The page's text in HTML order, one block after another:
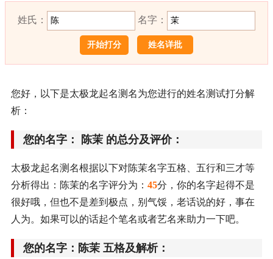
姓氏： 名字：
姓名详批
您好，以下是太极龙起名测名为您进行的姓名测试打分解
析：
您的名字： 陈茉 的总分及评价：
太极龙起名测名根据以下对陈茉名字五格、五行和三才等
分析得出：陈茉的名字评分为： 45分，你的名字起得不是
很好哦，但也不是差到极点，别气馁，老话说的好，事在
人为。如果可以的话起个笔名或者艺名来助力一下吧。
您的名字：陈茉 五格及解析：